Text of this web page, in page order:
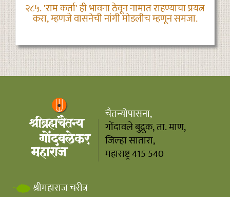
२८५. 'राम कर्ता' ही भावना ठेवून नामात राहण्याचा प्रयत्न
करा, म्हणजे वासनेची नांगी मोडलीच म्हणून समजा.
चैतन्योपासना,
गोंदावले बुद्रुक, ता. माण,
जिल्हा सातारा,
महाराष्ट्र 415 540
श्रीमहाराज चरीत्र